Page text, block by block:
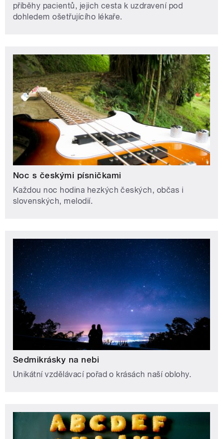
příběhy pacientů, jejich cesta k uzdravení pod
dohledem ošetřujícího lékaře.
Noc s českými písničkami
Každou noc hodina hezkých českých, občas i
slovenských, melodií.
Sedmikrásky na nebi
Unikátní vzdělávací pořad o krásách naší oblohy.